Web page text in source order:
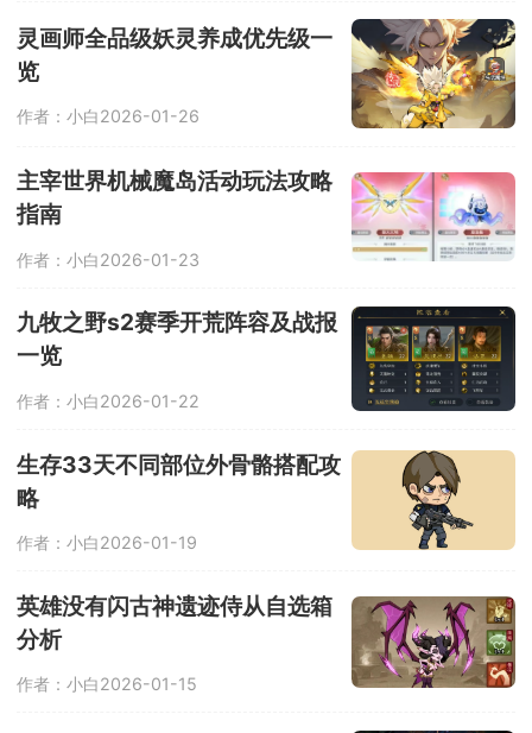
灵画师全品级妖灵养成优先级一
览
作者：小白2026-01-26
主宰世界机械魔岛活动玩法攻略
指南
作者：小白2026-01-23
九牧之野s2赛季开荒阵容及战报
一览
作者：小白2026-01-22
生存33天不同部位外骨骼搭配攻
略
作者：小白2026-01-19
英雄没有闪古神遗迹侍从自选箱
分析
作者：小白2026-01-15